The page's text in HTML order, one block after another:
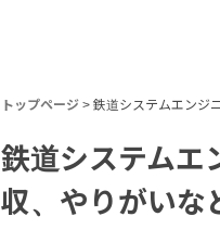
トップページ > 鉄道システムエンジ
鉄道システムエ
収、やりがいな